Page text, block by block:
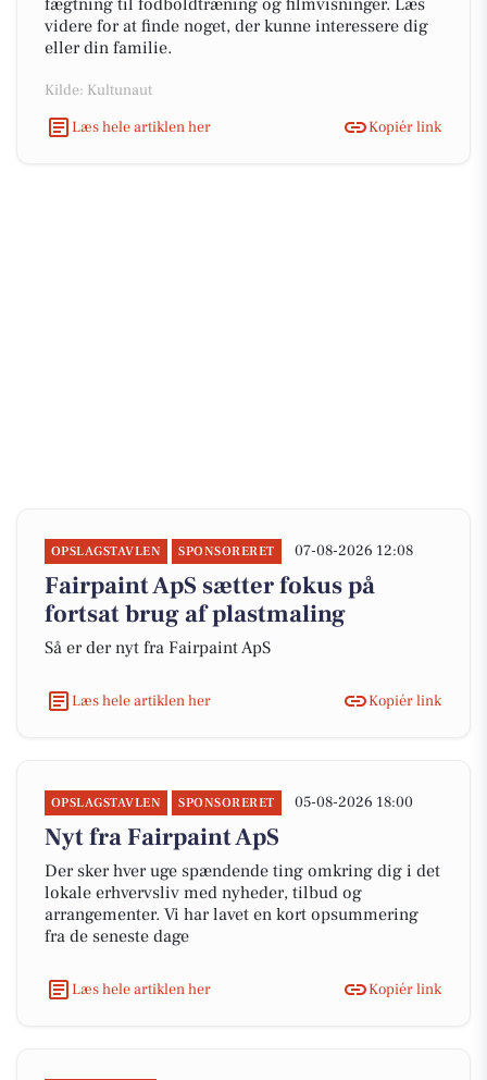
fægtning til fodboldtræning og filmvisninger. Læs
videre for at finde noget, der kunne interessere dig
eller din familie.
Kilde: Kultunaut
Læs hele artiklen her
Kopiér link
OPSLAGSTAVLEN SPONSORERET 07-08-2026 12:08
Fairpaint ApS sætter fokus på
fortsat brug af plastmaling
Så er der nyt fra Fairpaint ApS
Læs hele artiklen her Kopiér link
OPSLAGSTAVLEN SPONSORERET 05-08-2026 18:00
Nyt fra Fairpaint ApS
Der sker hver uge spændende ting omkring dig i det
lokale erhvervsliv med nyheder, tilbud og
arrangementer. Vi har lavet en kort opsummering
fra de seneste dage
Læs hele artiklen her Kopiér link